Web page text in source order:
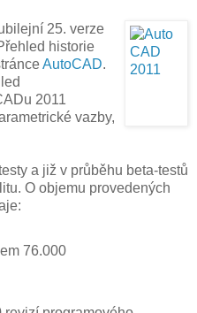
25. verze
historie
AutoCAD.
2011
vazby,
a již v průběhu beta-testů
O objemu provedených
76.000